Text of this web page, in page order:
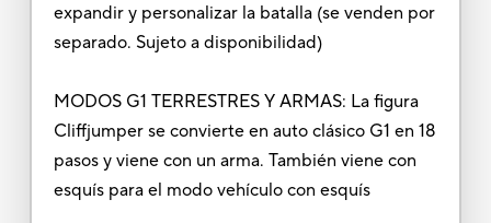
expandir y personalizar la batalla (se venden por
separado. Sujeto a disponibilidad)
MODOS G1 TERRESTRES Y ARMAS: La figura
Cliffjumper se convierte en auto clásico G1 en 18
pasos y viene con un arma. También viene con
esquís para el modo vehículo con esquís